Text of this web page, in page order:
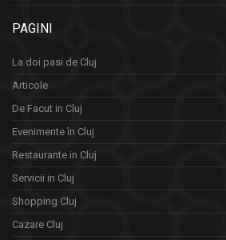
PAGINI
La doi pasi de Cluj
Articole
De Facut in Cluj
Evenimente în Cluj
Restaurante in Cluj
Servicii in Cluj
Shopping Cluj
Cazare Cluj